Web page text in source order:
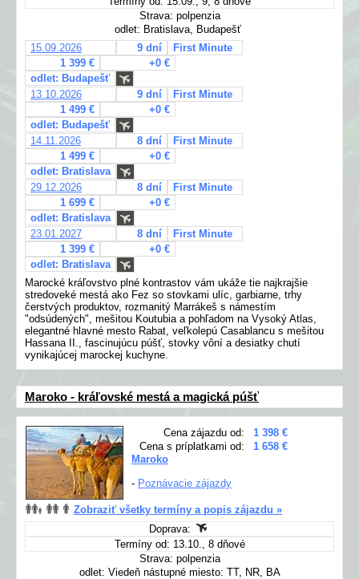
Strava: polpenzia
odlet: Bratislava, Budapešť
15.09.2026
9 dní
First Minute
1 399 €
+0 €
odlet: Budapešť
13.10.2026
9 dní
First Minute
1 499 €
+0 €
odlet: Budapešť
14.11.2026
8 dní
First Minute
1 499 €
+0 €
odlet: Bratislava
29.12.2026
8 dní
First Minute
1 699 €
+0 €
odlet: Bratislava
23.01.2027
8 dní
First Minute
1 399 €
+0 €
odlet: Bratislava
Marocké kráľovstvo plné kontrastov vám ukáže tie najkrajšie
stredoveké mestá ako Fez so stovkami ulíc, garbiarne, trhy
čerstvých produktov, rozmanitý Marrákeš s námestím
"odsúdených", mešitou Koutubia a pohľadom na Vysoký Atlas,
elegantné hlavné mesto Rabat, veľkolepú Casablancu s mešitou
Hassana II., fascinujúcu púšť, stovky vôní a desiatky chutí
vynikajúcej marockej kuchyne.
Maroko - kráľovské mestá a magická púšť
Cena zájazdu od:
1 398 €
Cena s príplatkami od:
1 658 €
Maroko
- Poznávacie zájazdy
Zobraziť všetky termíny a popis zájazdu »
Doprava:
Termíny od: 13.10., 8 dňové
Strava: polpenzia
odlet: Viedeň nástupné miesto: TT, NR, BA